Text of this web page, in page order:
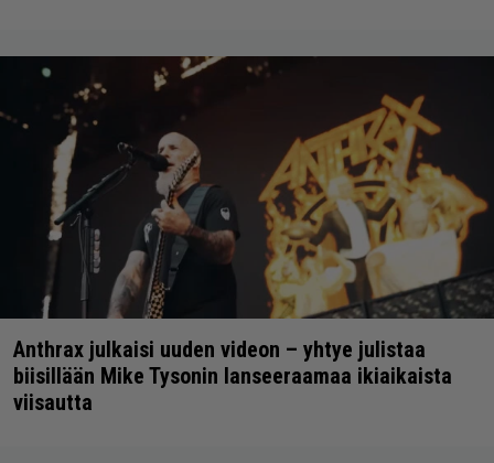
Anthrax julkaisi uuden videon – yhtye julistaa
biisillään Mike Tysonin lanseeraamaa ikiaikaista
viisautta